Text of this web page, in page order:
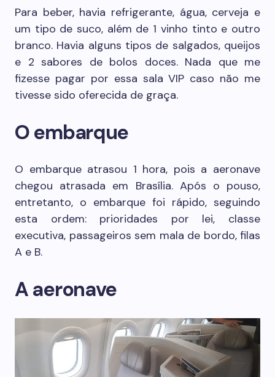
Para beber, havia refrigerante, água, cerveja e
um tipo de suco, além de 1 vinho tinto e outro
branco. Havia alguns tipos de salgados, queijos
e 2 sabores de bolos doces. Nada que me
fizesse pagar por essa sala VIP caso não me
tivesse sido oferecida de graça.
O embarque
O embarque atrasou 1 hora, pois a aeronave
chegou atrasada em Brasília. Após o pouso,
entretanto, o embarque foi rápido, seguindo
esta ordem: prioridades por lei, classe
executiva, passageiros sem mala de bordo, filas
A e B.
A aeronave